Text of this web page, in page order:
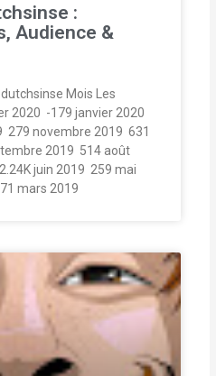
:
Audience &
Mois Les
 -179 janvier 2020 
279 novembre 2019  631
2019  514 août
juin 2019  259 mai
mars 2019 